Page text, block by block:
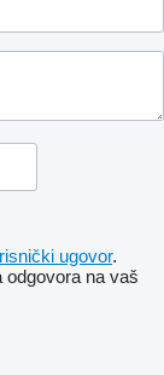
ugovor.
odgovora na vaš